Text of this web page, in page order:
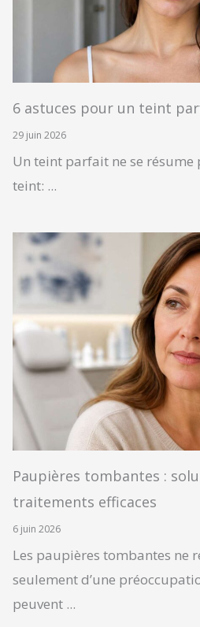
6 astuces pour un teint
29 juin 2026
Un teint parfait ne se résume
teint: ...
Paupières tombantes :
traitements efficaces
6 juin 2026
Les paupières tombantes ne
seulement d’une
peuvent ...